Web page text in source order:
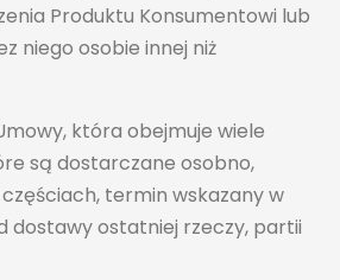
Produktu Konsumentowi lub
niego osobie innej niż
która obejmuje wiele
są dostarczane osobno,
termin wskazany w
dostawy ostatniej rzeczy, partii